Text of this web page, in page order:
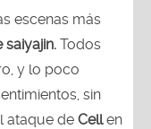
escenas más
saiyajin. Todos
y lo poco
sin
ataque de Cellen